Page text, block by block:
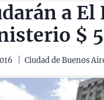
a El
$
Ciudad de Buenos